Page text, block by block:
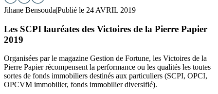
Jihane Bensouda|Publié le 24 AVRIL 2019
Les SCPI lauréates des Victoires de la Pierre Papier
2019
Organisées par le magazine Gestion de Fortune, les Victoires de la
Pierre Papier récompensent la performance ou les qualités les toutes
sortes de fonds immobiliers destinés aux particuliers (SCPI, OPCI,
OPCVM immobilier, fonds immobilier diversifié).